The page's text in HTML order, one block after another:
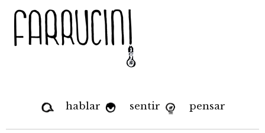
hablar sentir pensar